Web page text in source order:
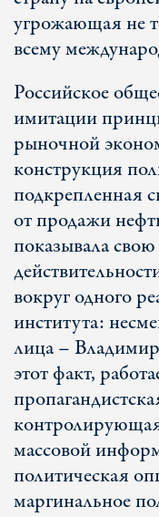
угрожающая не
всему
Российское
имитации
рыночной
конструкция
подкрепленная
от продажи
показывала
вокруг одного
института:
лица –
этот факт,
массовой
политическая
маргинальное